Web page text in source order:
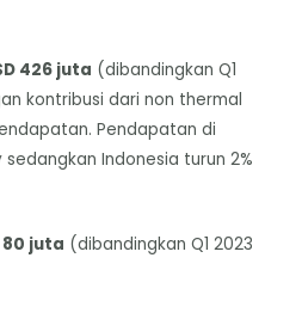
426 juta (dibandingkan Q1
kontribusi dari non thermal
Pendapatan di
Indonesia turun 2%
80 juta (dibandingkan Q1 2023